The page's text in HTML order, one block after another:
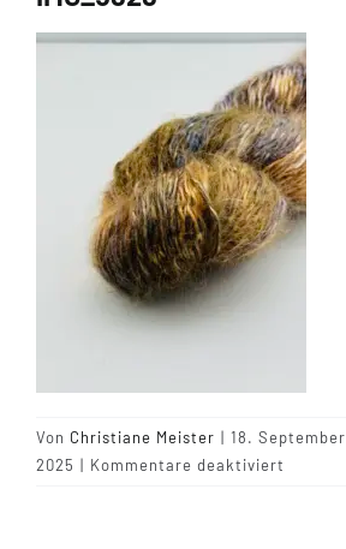
Münster Yarn
Wollfestivals
Von Christiane Meister | 18. September
2025 | Kommentare deaktiviert